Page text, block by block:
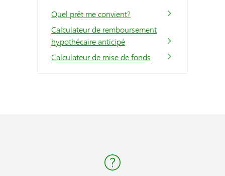
Quel prêt me convient?
Calculateur de remboursement
hypothécaire anticipé
Calculateur de mise de fonds